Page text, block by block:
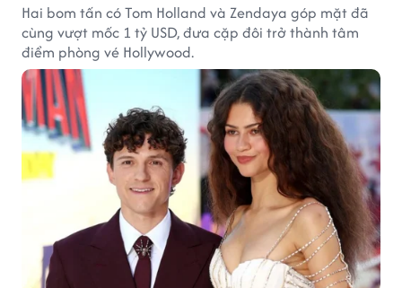
Hai bom tấn có Tom Holland và Zendaya góp mặt đã
cùng vượt mốc 1 tỷ USD, đưa cặp đôi trở thành tâm
điểm phòng vé Hollywood.